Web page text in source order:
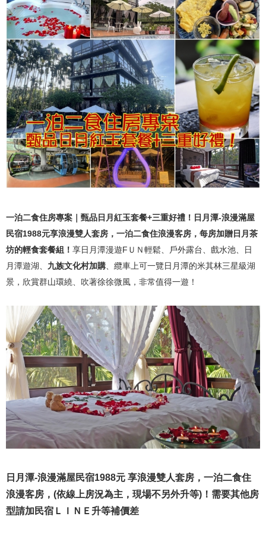
一泊二食住房專案｜甄品日月紅玉套餐+三重好禮！日月潭-浪漫滿屋
民宿1988元享浪漫雙人套房，一泊二食住浪漫客房，每房加贈日月茶
坊的輕食套餐組！ 享日月潭漫遊FＵＮ輕鬆、戶外露台、戲水池、日
月潭遊湖、 九族文化村加購 、纜車上可一覽日月潭的米其林三星級湖
景，欣賞群山環繞、吹著徐徐微風，非常值得一遊！
日月潭-浪漫滿屋民宿1988元 享浪漫雙人套房，一泊二食住
浪漫客房，(依線上房況為主，現場不另外升等)！需要其他房
型請加民宿ＬＩＮＥ升等補價差